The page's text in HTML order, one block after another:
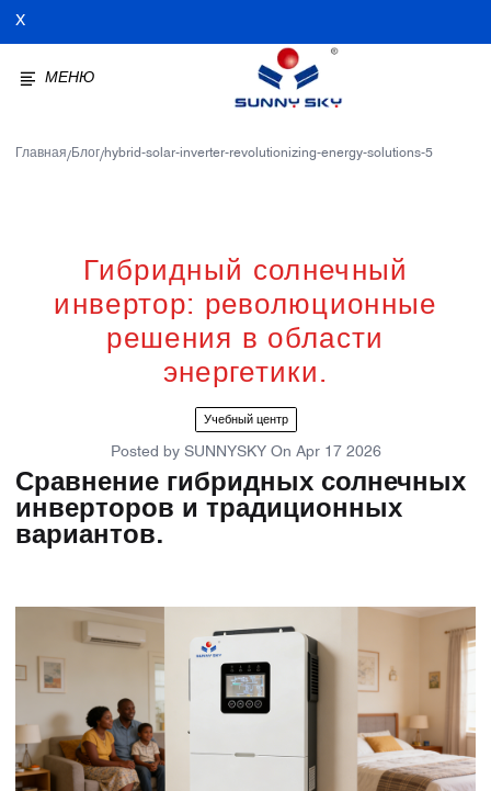
X
МЕНЮ
Главная/Блог/hybrid-solar-inverter-revolutionizing-energy-solutions-5
Гибридный солнечный
инвертор: революционные
решения в области
энергетики.
Учебный центр
Posted by SUNNYSKYOn Apr 17 2026
Сравнение гибридных солнечных
инверторов и традиционных
вариантов.